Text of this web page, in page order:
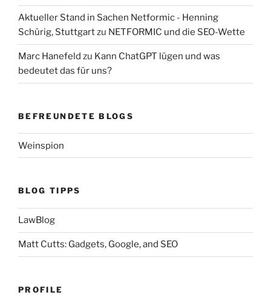
Aktueller Stand in Sachen Netformic - Henning
Schürig, Stuttgartzu NETFORMIC und die SEO-Wette
Marc Hanefeld zu Kann ChatGPT lügen und was
bedeutet das für uns?
BEFREUNDETE BLOGS
Weinspion
BLOG TIPPS
LawBlog
Matt Cutts: Gadgets, Google, and SEO
PROFILE